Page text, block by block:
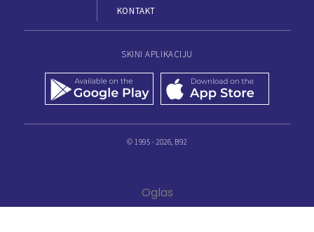
KONTAKT
SKINI APLIKACIJU
© 1995 - 2026, B92